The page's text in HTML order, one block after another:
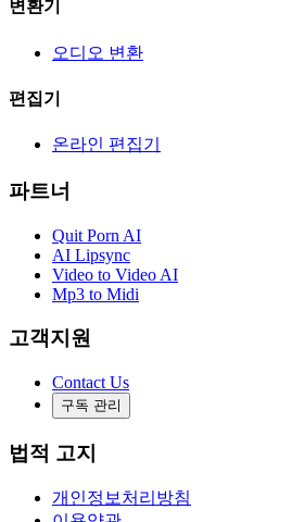
변환기
오디오 변환
편집기
온라인 편집기
파트너
Quit Porn AI
AI Lipsync
Video to Video AI
Mp3 to Midi
고객지원
Contact Us
구독 관리
법적 고지
개인정보처리방침